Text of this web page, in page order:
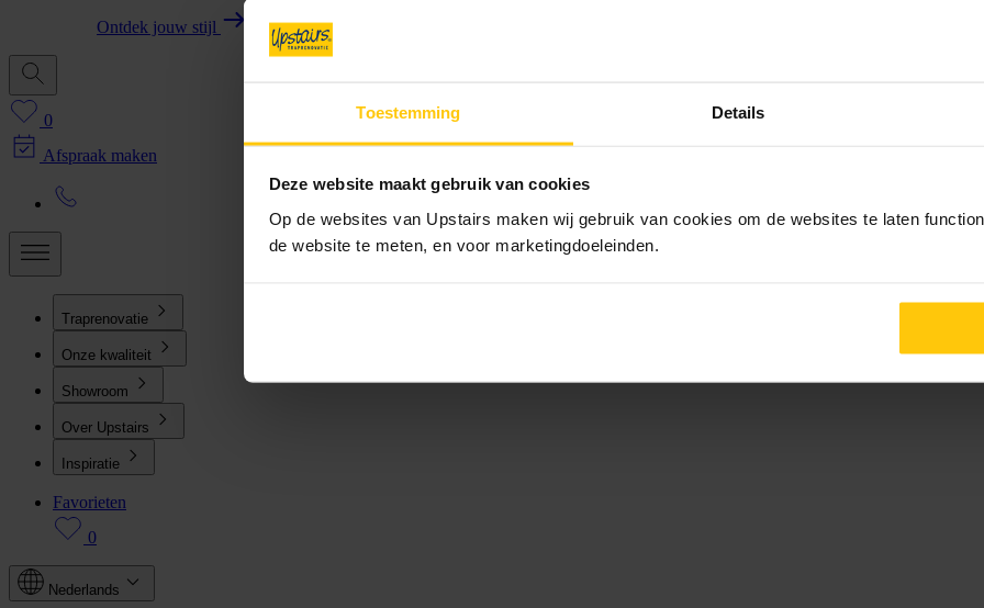
Toestemming Details
Deze website maakt gebruik van cookies
Op de websites van Upstairs maken wij gebruik van cookies om de websites te laten
de website te meten, en voor marketingdoeleinden.
Ontdek jouw stijl
0
Afspraak maken
Traprenovatie
Onze kwaliteit
Showroom
Over Upstairs
Inspiratie
Favorieten
0
Nederlands